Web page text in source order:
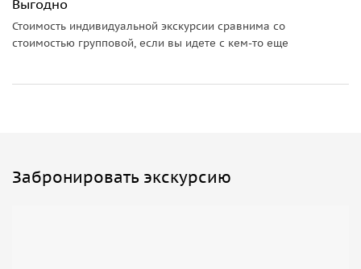
Выгодно
Стоимость индивидуальной экскурсии сравнима со
стоимостью групповой, если вы идете с кем-то еще
Забронировать экскурсию